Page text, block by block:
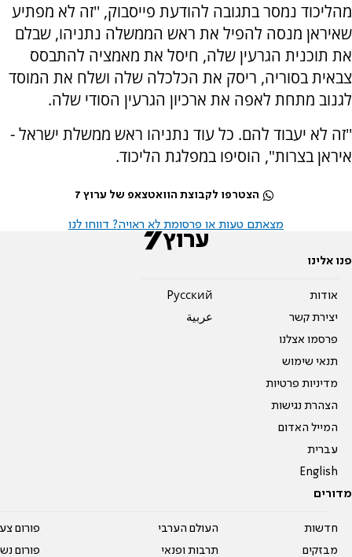
מהליכוד נמסר בתגובה להודעת פייסבוק, ''זה לא מפתיע
שאיראן מנסה להפיל את ראש הממשלה נתניהו, שבלם
את תוכנית הגרעין שלה, חיסל את מאמציה להתבסס
צבאית בסוריה, ריסק את הכלכלה שלה ושלח את המוסד
לגנוב מתחת לאפה את ארכיון הגרעין הסודי שלה.
''זה לא יעבוד להם. כל עוד נתניהו ראש ממשלת ישראל -
איראן בצרות", הוסיפו במפלגת הליכוד.
הצטרפו לקבוצת הוואטצאפ של ערוץ 7
מצאתם טעות או פרסומת לא ראויה? דווחו לנו
פנו אלינו
אודות
יצירת קשר
פרסמו אצלנו
תנאי שימוש
מדיניות פרטיות
הצהרת נגישות
המייל האדום
עברית
English
Pусский
عربية
מדורים
חדשות
מבזקים
העולם הערבי
תרבות ופנאי
פורום
פורום